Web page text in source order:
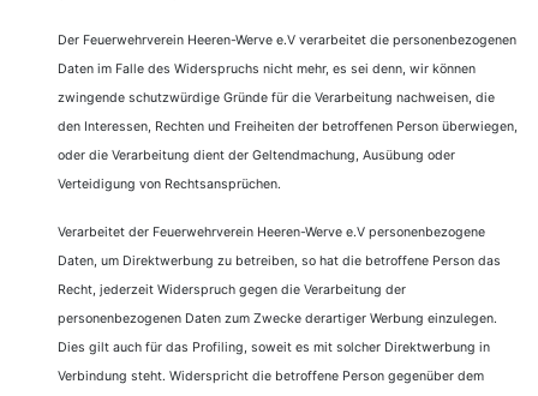
Der Feuerwehrverein Heeren-Werve e.V verarbeitet die personenbezogenen
Daten im Falle des Widerspruchs nicht mehr, es sei denn, wir können
zwingende schutzwürdige Gründe für die Verarbeitung nachweisen, die
den Interessen, Rechten und Freiheiten der betroffenen Person überwiegen,
oder die Verarbeitung dient der Geltendmachung, Ausübung oder
Verteidigung von Rechtsansprüchen.
Verarbeitet der Feuerwehrverein Heeren-Werve e.V personenbezogene
Daten, um Direktwerbung zu betreiben, so hat die betroffene Person das
Recht, jederzeit Widerspruch gegen die Verarbeitung der
personenbezogenen Daten zum Zwecke derartiger Werbung einzulegen.
Dies gilt auch für das Profiling, soweit es mit solcher Direktwerbung in
Verbindung steht. Widerspricht die betroffene Person gegenüber dem